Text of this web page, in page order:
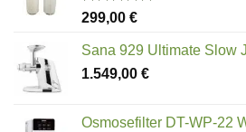
Bewertet
von 5
299,00 €
Sana 929 Ultimate Slow
1.549,00 €
Osmosefilter DT-WP-22